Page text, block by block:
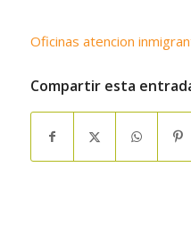
Oficinas atencion
Compartir esta